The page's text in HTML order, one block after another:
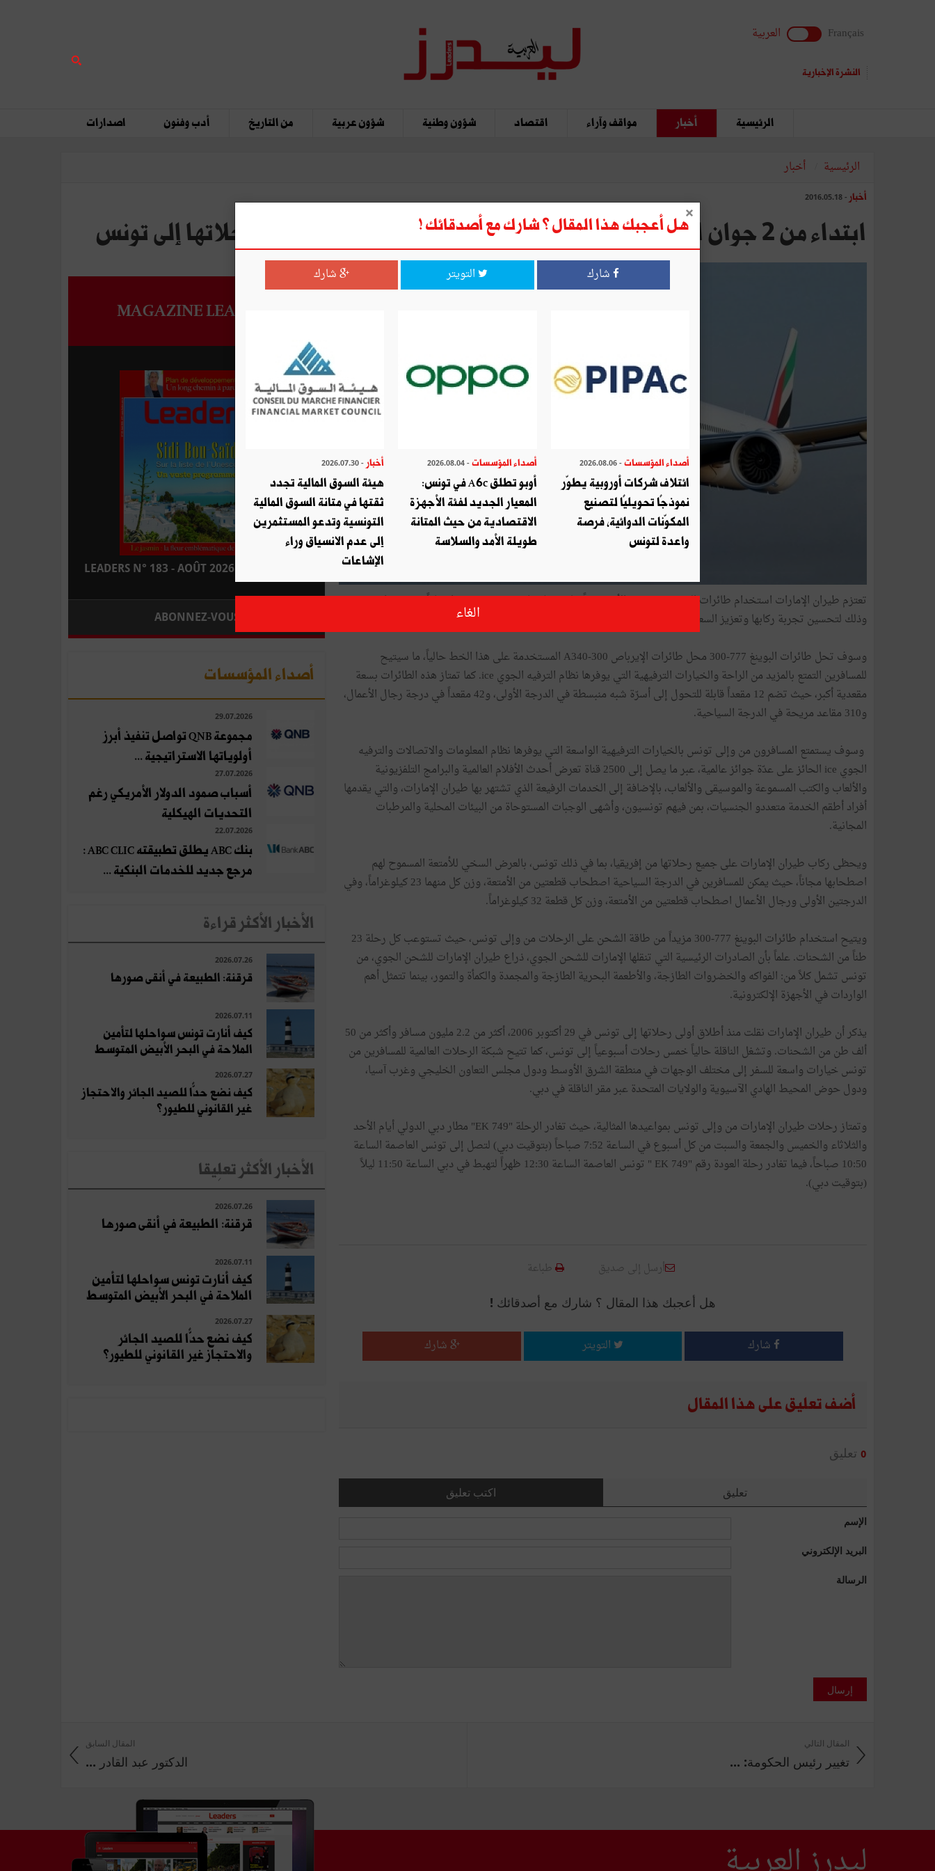
Français العربية
النشرة الإخبارية
الرئيسية أخبار مواقف وآراء اقتصاد شؤون وطنية شؤون عربية من التاريخ أدب وفنون اصدارات
الرئيسية أخبار
أخبار - 2016.05.18
ابتداء من 2 جوان القادم: طيران الإمارات تشغل البوينغ 777 لخدمة رحلاتها إلى تونس
تعتزم طيران الإمارات استخدام طائرات البوينغ 777-300 الأكبر سعةً على رحلاتها بين دبي وتونس اعتباراً من 2 جوان 2016،
وذلك لتحسين تجربة ركابها وتعزيز السعة المقعدية المتاحة على الرحلات إلى هذه الوجهة.
وسوف تحل طائرات البوينغ 777-300 محل طائرات الإيرباص A340-300 المستخدمة على هذا الخط حالياً، ما سيتيح
للمسافرين التمتع بالمزيد من الراحة والخيارات الترفيهية التي يوفرها نظام الترفيه الجوي ice. كما تمتاز هذه الطائرات بسعة
مقعدية أكبر، حيث تضم 12 مقعداً قابلة للتحول إلى أسرّة شبه منبسطة في الدرجة الأولى، و42 مقعداً في درجة رجال الأعمال،
و310 مقاعد مريحة في الدرجة السياحية.
وسوف يستمتع المسافرون من وإلى تونس بالخيارات الترفيهية الواسعة التي يوفرها نظام المعلومات والاتصالات والترفيه
الجوي ice الحائز على عدّة جوائز عالمية، عبر ما يصل إلى 2500 قناة تعرض أحدث الأفلام العالمية والبرامج التلفزيونية
والألعاب والكتب المسموعة والموسيقى والألعاب، بالإضافة إلى الخدمات الرفيعة الذي تشتهر بها طيران الإمارات، والتي يقدمها
أفراد أطقم الخدمة متعددو الجنسيات، بمن فيهم تونسيون، وأشهى الوجبات المستوحاة من البيئات المحلية والمرطبات
المجانية.
ويحظى ركاب طيران الإمارات على جميع رحلاتها من إفريقيا، بما في ذلك تونس، بالعرض السخي للأمتعة المسموح لهم
اصطحابها مجاناً، حيث يمكن للمسافرين في الدرجة السياحية اصطحاب قطعتين من الأمتعة، وزن كل منهما 23 كيلوغراماً، وفي
الدرجتين الأولى ورجال الأعمال اصطحاب قطعتين من الأمتعة، وزن كل قطعة 32 كيلوغراماً.
ويتيح استخدام طائرات البوينغ 777-300 مزيداً من طاقة الشحن على الرحلات من وإلى تونس، حيث تستوعب كل رحلة 23
طناً من الشحنات. علماً بأن الصادرات الرئيسية التي تنقلها الإمارات للشحن الجوي، ذراع طيران الإمارات للشحن الجوي، من
تونس تشمل كلاً من: الفواكه والخضروات الطازجة، والأطعمة البحرية الطازجة والمجمدة والكمأة والتمور، بينما تتمثل أهم
الواردات في الأجهزة الإلكترونية.
يذكر أن طيران الإمارات نقلت منذ أطلاق أولى رحلاتها إلى تونس في 29 أكتوبر 2006، أكثر من 2.2 مليون مسافر وأكثر من 50
ألف طن من الشحنات. وتشغل الناقلة حالياً خمس رحلات أسبوعياً إلى تونس، كما تتيح شبكة الرحلات العالمية للمسافرين من
تونس خيارات واسعة للسفر إلى مختلف الوجهات في منطقة الشرق الأوسط ودول مجلس التعاون الخليجي وغرب آسيا،
ودول حوض المحيط الهادي الآسيوية والولايات المتحدة عبر مقر الناقلة في دبي.
وتمتاز رحلات طيران الإمارات من وإلى تونس بمواعيدها المثالية، حيث تغادر الرحلة "EK 749" مطار دبي الدولي أيام الأحد
والثلاثاء والخميس والجمعة والسبت من كل أسبوع في الساعة 7:52 صباحاً (بتوقيت دبي) لتصل إلى تونس العاصمة الساعة
10:50 صباحاً، فيما تغادر رحلة العودة رقم "EK 749 " تونس العاصمة الساعة 12:30 ظهراً لتهبط في دبي الساعة 11:50 ليلاً
(بتوقيت دبي).
أرسل إلى صديق طباعة
هل أعجبك هذا المقال ؟ شارك مع أصدقائك !
شارك التويتر شارك
أضف تعليق على هذا المقال
0 تعليق
اكتب تعليق تعليق
الإسم
البريد الإلكتروني
الرسالة
إرسال
MAGAZINE LEADERS
LEADERS N° 183 - AOÛT 2026 : EN KIOSQUE
ABONNEZ-VOUS
أصداء المؤسسات
29.07.2026
مجموعة QNB تواصل تنفيذ أبرز
أولوياتها الاستراتيجية ...
27.07.2026
أسباب صمود الدولار الأمريكي رغم
التحديات الهيكلية
22.07.2026
بنك ABC يطلق تطبيقته ABC CLIC :
مرجع جديد للخدمات البنكية ...
الأخبار الأكثر قراءة
2026.07.26
قرقنة: الطبيعة في أنقى صورها
2026.07.11
كيف أنارت تونس سواحلها لتأمين
الملاحة في البحر الأبيض المتوسط
2026.07.27
كيف نضع حدًّا للصيد الجائر والاحتجاز
غير القانوني للطيور؟
الأخبار الأكثر تعلِيقا
2026.07.26
قرقنة: الطبيعة في أنقى صورها
2026.07.11
كيف أنارت تونس سواحلها لتأمين
الملاحة في البحر الأبيض المتوسط
2026.07.27
كيف نضع حدًّا للصيد الجائر
والاحتجاز غير القانوني للطيور؟
المقال السابق
الدكتور عبد القادر ...
المقال التالي
تغيير رئيس الحكومة: ...
هل أعجبك هذا المقال ؟ شارك مع أصدقائك !
شارك التويتر شارك
أصداء المؤسسات - 2026.08.06
ائتلاف شركات أوروبية يطوّر
نموذجًا تحويليًا لتصنيع
المكوّنات الدوائية، فرصة
واعدة لتونس
أصداء المؤسسات - 2026.08.04
أوبو تطلق A6c في تونس:
المعيار الجديد لفئة الأجهزة
الاقتصادية من حيث المتانة
طويلة الأمد والسلاسة
أخبار - 2026.07.30
هيئة السوق المالية تجدد
ثقتها في متانة السوق المالية
التونسية وتدعو المستثمرين
إلى عدم الانسياق وراء
الإشاعات
الغاء